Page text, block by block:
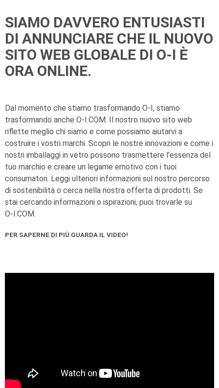
SIAMO DAVVERO ENTUSIASTI
DI ANNUNCIARE CHE IL NUOVO
SITO WEB GLOBALE DI O-I È
ORA ONLINE.
Dal momento che stiamo trasformando O-I, stiamo
trasformando anche O-I.COM. Il nostro nuovo sito web
riflette meglio chi siamo e come possiamo aiutarvi a
costruire i vostri marchi. Scopri le nostre innovazioni e come i
nostri imballaggi in vetro possono trasmettere l’essenza del
tuo marchio e creare un legame emotivo con i tuoi
consumatori. Leggi ulteriori informazioni sul nostro percorso
di sostenibilità o cerca nella nostra offerta di prodotti. Se
stai cercando informazioni o ispirazioni, puoi trovarle su
O-I.COM.
PER SAPERNE DI PIÙ GUARDA IL VIDEO!